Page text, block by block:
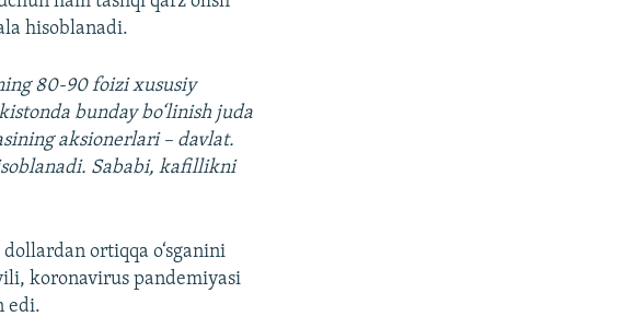
hisoblanadi.
80-90 foizi xususiy
bunday bo‘linish juda
aksionerlari – davlat.
Sababi, kafillikni
ortiqqa o‘sganini
koronavirus pandemiyasi
edi.